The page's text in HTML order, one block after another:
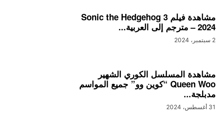
مشاهدة فيلم Sonic the Hedgehog 3
– 2024 مترجم إلى العربية...
2 سبتمبر، 2024
مشاهدة المسلسل الكوري الشهير
Queen Woo “كوين وو” جميع المواسم
مدبلجة...
31 أغسطس، 2024